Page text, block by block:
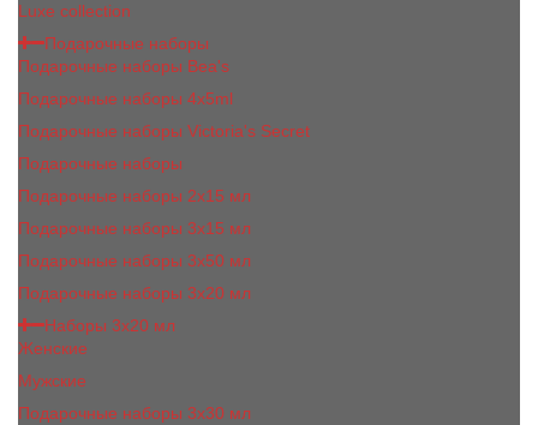
Luxe collection
Подарочные наборы
Подарочные наборы Bea's
Подарочные наборы 4х5ml
Подарочные наборы Victoria's Secret
Подарочные наборы
Подарочные наборы 2x15 мл
Подарочные наборы 3х15 мл
Подарочные наборы 3x50 мл
Подарочные наборы 3x20 мл
Наборы 3х20 мл
Женские
Мужские
Подарочные наборы 3х30 мл